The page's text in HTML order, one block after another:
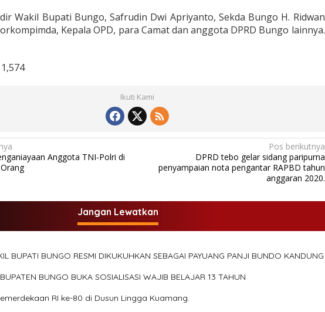
p
e
r
g
n
w
a
p
l
k
Wakil Bupati Bungo, Safrudin Dwi Apriyanto, Sekda Bungo H. Ridwan
Kepala OPD, para Camat dan anggota DPRD Bungo lainnya.
1,574
Ikuti Kami
Anggota TNI-Polri di
Pos berikutnya
DPRD tebo gelar sidang paripurna
penyampaian nota pengantar RAPBD tahun
anggaran 2020.
Jangan Lewatkan
BUPATI BUNGO RESMI DIKUKUHKAN SEBAGAI PAYUANG PANJI BUNDO KANDUNG
BUNGO BUKA SOSIALISASI WAJIB BELAJAR 13 TAHUN
RI ke-80 di Dusun Lingga Kuamang.